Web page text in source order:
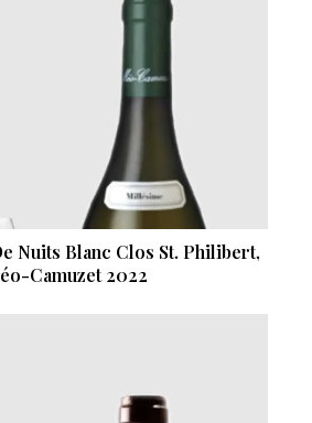
Nuits Blanc Clos St. Philibert,
Camuzet 2022